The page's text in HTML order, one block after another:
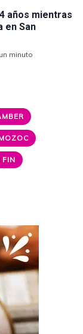
años mientras
en San
minuto
FIN